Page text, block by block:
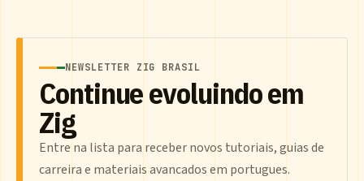
NEWSLETTER ZIG BRASIL
Continue evoluindo em
Zig
Entre na lista para receber novos tutoriais, guias de
carreira e materiais avancados em portugues.